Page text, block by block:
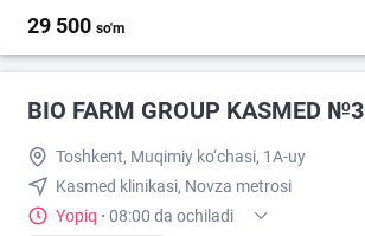
29 500 so'm
BIO FARM GROUP KASMED №3
Toshkent, Muqimiy ko‘chasi, 1A-uy
Kasmed klinikasi, Novza metrosi
Yopiq · 08:00 da ochiladi